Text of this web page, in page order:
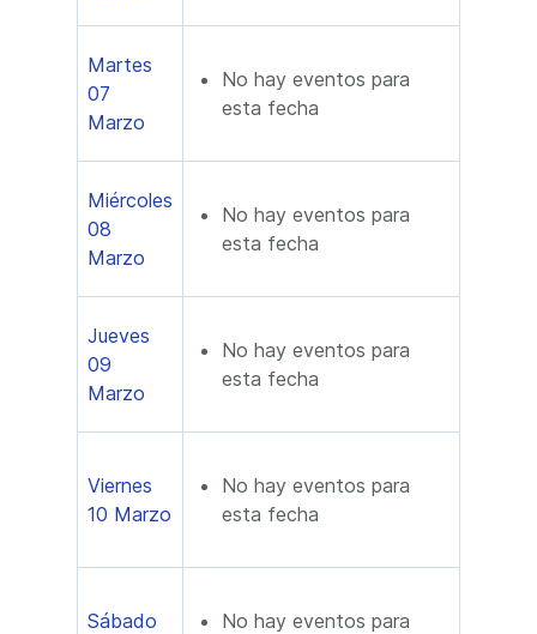
Martes
07
Marzo
No hay eventos para
esta fecha
Miércoles
08
Marzo
No hay eventos para
esta fecha
Jueves
09
Marzo
No hay eventos para
esta fecha
Viernes
10 Marzo
No hay eventos para
esta fecha
Sábado
No hay eventos para